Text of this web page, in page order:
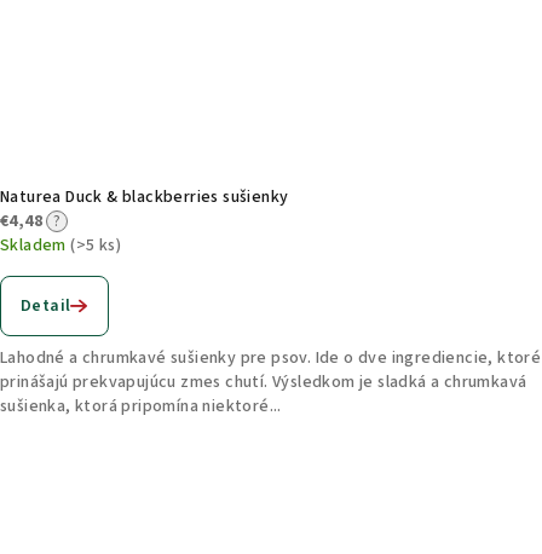
Naturea Duck & blackberries sušienky
€4,48 ?
Skladem(>5 ks)
Detail
Lahodné a chrumkavé sušienky pre psov. Ide o dve ingrediencie, ktoré
prinášajú prekvapujúcu zmes chutí. Výsledkom je sladká a chrumkavá
sušienka, ktorá pripomína niektoré...